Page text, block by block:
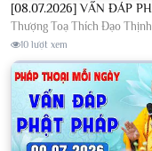
Thượng Toạ Thích Đạo Thịnh
10 lượt xem